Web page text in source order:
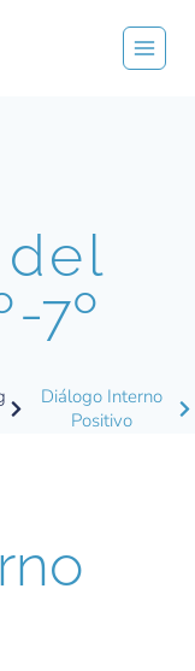
-7º
Diálogo Interno
Positivo